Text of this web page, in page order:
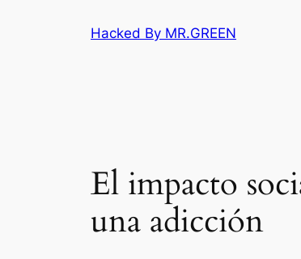
Hacked By MR.GREEN
El impacto
una adicción